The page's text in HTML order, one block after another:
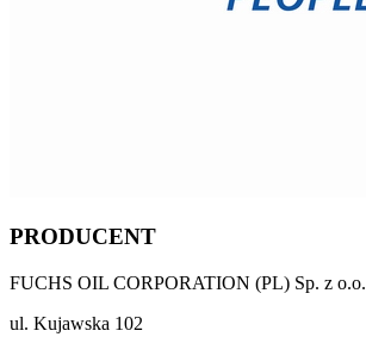
PRODUCENT
FUCHS OIL CORPORATION (PL) Sp. z o.o.
ul. Kujawska 102